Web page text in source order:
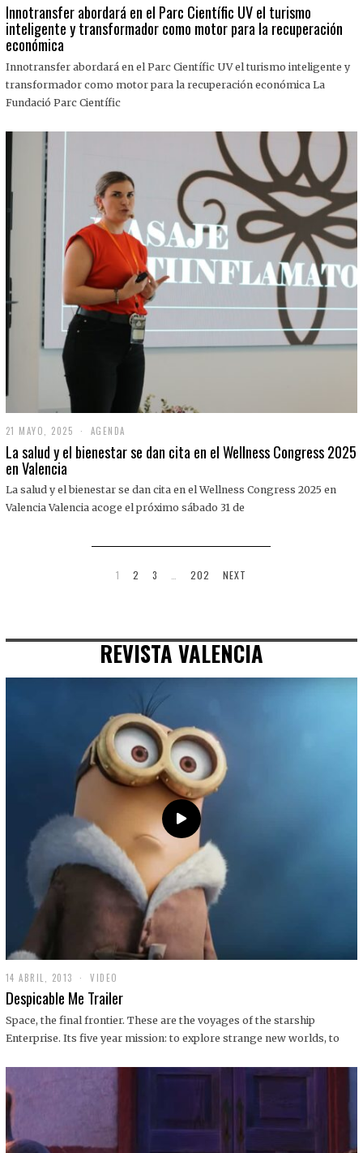
M
A
Y
,
0
2
Innotransfer abordará en el Parc Científic UV el turismo
inteligente y transformador como motor para la recuperación
económica
Innotransfer abordará en el Parc Científic UV el turismo inteligente y
transformador como motor para la recuperación económica La
Fundació Parc Científic
21 MAYO, 2025
1
M
O
,
AGENDA
La salud y el bienestar se dan cita en el Wellness Congress 2025
en Valencia
La salud y el bienestar se dan cita en el Wellness Congress 2025 en
Valencia Valencia acoge el próximo sábado 31 de
1 2 3 202 NEXT
REVISTA VALENCIA
14 ABRIL, 2013
9
D
C
I
1
VIDEO
Despicable Me Trailer
Space, the final frontier. These are the voyages of the starship
Enterprise. Its five year mission: to explore strange new worlds, to